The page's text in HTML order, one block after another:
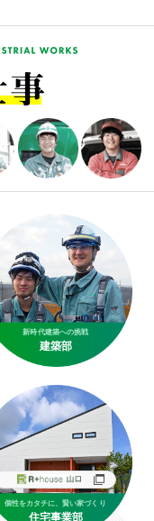
新時代建築への挑戦
建築部
個性をカタチに、賢い家づくり
住宅事業部